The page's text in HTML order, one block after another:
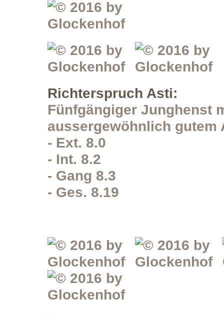
Richterspruch Asti:
Fünfgängiger Junghenst
aussergewöhnlich gutem
- Ext. 8.0
- Int. 8.2
- Gang 8.3
- Ges. 8.19